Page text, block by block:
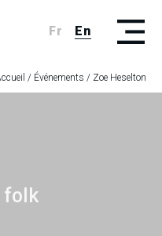
Fr En
/ Événements / Zoe Heselton
folk